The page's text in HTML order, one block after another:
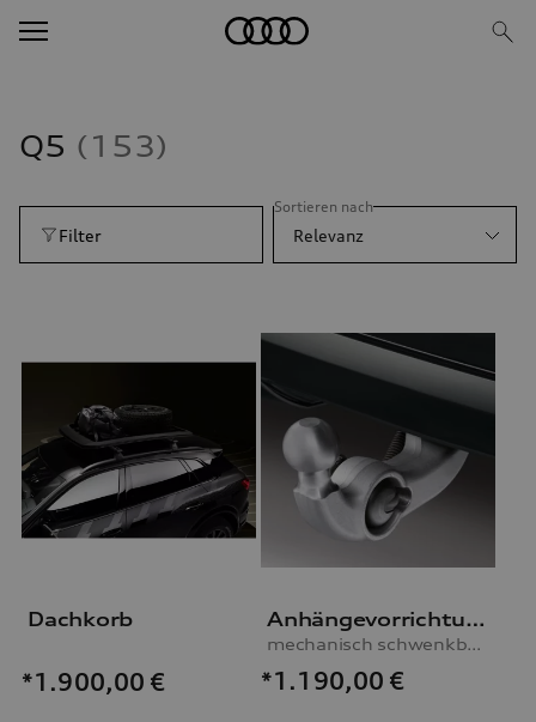
Q5 153
Filter
Sortieren nach
Relevanz
Dachkorb
*1.900,00 €
Anhängevorrichtung
mechanisch schwenkbar, inkl. E-Satz, für Fahrzeuge ohne bzw. ab MJ 2014 mit Vorbereitung für AHV
*1.190,00 €